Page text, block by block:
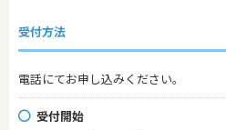
受付方法
電話にてお申し込みください。
受付開始